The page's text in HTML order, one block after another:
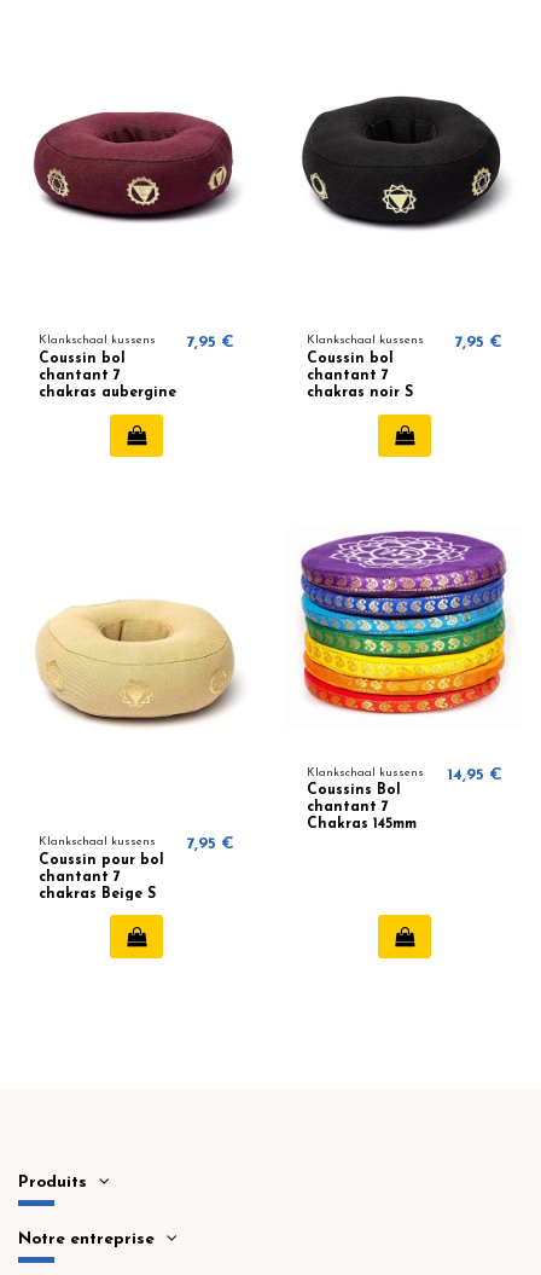
Klankschaal kussens
Coussin bol
chantant 7
chakras aubergine
7,95 € Klankschaal kussens
Coussin bol
chantant 7
chakras noir S
7,95 €
Klankschaal kussens
Coussin pour bol
chantant 7
chakras Beige S
7,95 €
Klankschaal kussens
Coussins Bol
chantant 7
Chakras 145mm
14,95 €
Produits
Notre entreprise